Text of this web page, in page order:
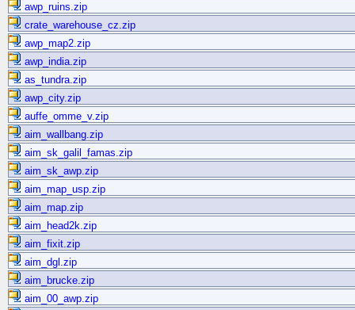
awp_ruins.zip
crate_warehouse_cz.zip
awp_map2.zip
awp_india.zip
as_tundra.zip
awp_city.zip
auffe_omme_v.zip
aim_wallbang.zip
aim_sk_galil_famas.zip
aim_sk_awp.zip
aim_map_usp.zip
aim_map.zip
aim_head2k.zip
aim_fixit.zip
aim_dgl.zip
aim_brucke.zip
aim_00_awp.zip